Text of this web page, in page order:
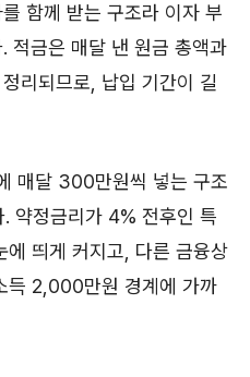
함께 받는 구조라 이자 부
적금은 매달 낸 원금 총액과
리되므로, 납입 기간이 길
매달 300만원씩 넣는 구조
약정금리가 4% 전후인 특
에 띄게 커지고, 다른 금융상
득 2,000만원 경계에 가까